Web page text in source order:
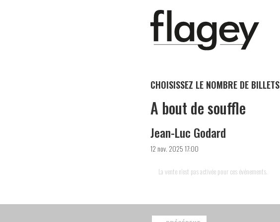
CHOISISSEZ LE NOMBRE DE BILLETS
A bout de souffle
Jean-Luc Godard
12 nov. 2025 17:00
La vente n'est pas activée pour ces événements.